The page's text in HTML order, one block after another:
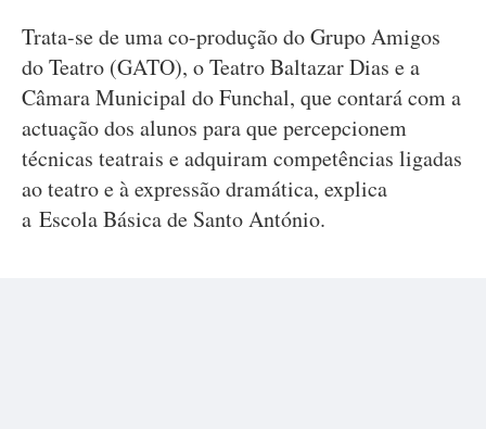
Trata-se de uma co-produção do Grupo Amigos
do Teatro (GATO), o Teatro Baltazar Dias e a
Câmara Municipal do Funchal, que contará com a
actuação dos alunos para que percepcionem
técnicas teatrais e adquiram competências ligadas
ao teatro e à expressão dramática, explica
a Escola Básica de Santo António.